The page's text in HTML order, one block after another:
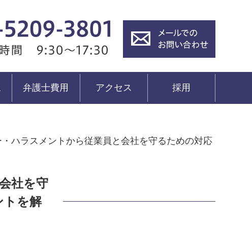
弁護士費用 アクセス 採用
・ハラスメントから従業員と会社を守るための対応
社を守
トを解